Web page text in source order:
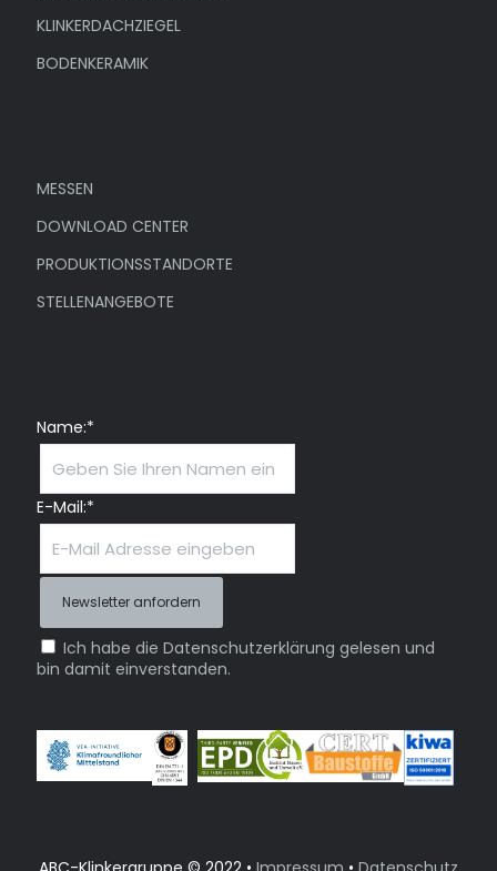
KLINKERDACHZIEGEL
BODENKERAMIK
MESSEN
DOWNLOAD CENTER
PRODUKTIONSSTANDORTE
STELLENANGEBOTE
Name:*
E-Mail:*
Ich habe die Datenschutzerklärung gelesen und
bin damit einverstanden.